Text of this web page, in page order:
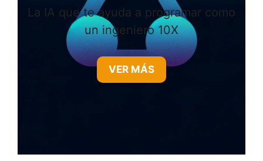
La IA que te ayuda a programar como
un ingeniero 10X
VER MÁS